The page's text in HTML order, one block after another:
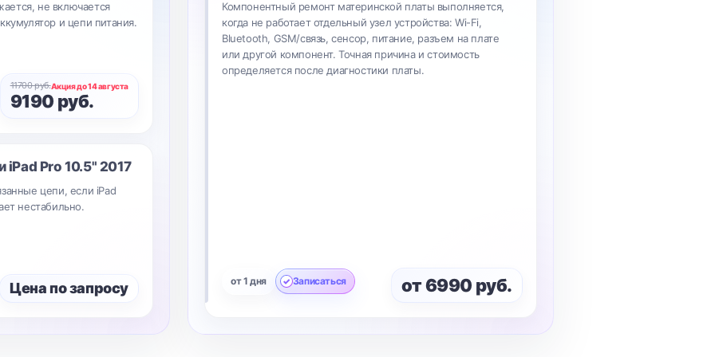
не включается
и цепи питания.
11700 руб.Акция до 14 августа
9190 руб.
iPad Pro 10.5" 2017
цепи, если iPad
нестабильно.
Цена по запросу
Компонентный ремонт материнской платы выполняется,
когда не работает отдельный узел устройства: Wi-Fi,
Bluetooth, GSM/связь, сенсор, питание, разъем на плате
или другой компонент. Точная причина и стоимость
определяется после диагностики платы.
от 1 дня Записаться от 6990 руб.